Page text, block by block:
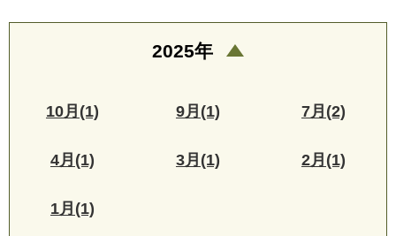
2025年
10月(1) 9月(1) 7月(2)
4月(1) 3月(1) 2月(1)
1月(1)